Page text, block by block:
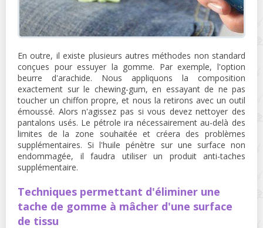
En outre, il existe plusieurs autres méthodes non standard
conçues pour essuyer la gomme. Par exemple, l'option
beurre d'arachide. Nous appliquons la composition
exactement sur le chewing-gum, en essayant de ne pas
toucher un chiffon propre, et nous la retirons avec un outil
émoussé. Alors n'agissez pas si vous devez nettoyer des
pantalons usés. Le pétrole ira nécessairement au-delà des
limites de la zone souhaitée et créera des problèmes
supplémentaires. Si l'huile pénètre sur une surface non
endommagée, il faudra utiliser un produit anti-taches
supplémentaire.
Techniques permettant d'éliminer une
tache de gomme à mâcher d'une surface
de tissu